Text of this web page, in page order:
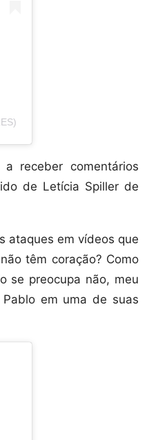
receber comentários
de Letícia Spiller de
ataques em vídeos que
têm coração? Como
se preocupa não, meu
Pablo em uma de suas